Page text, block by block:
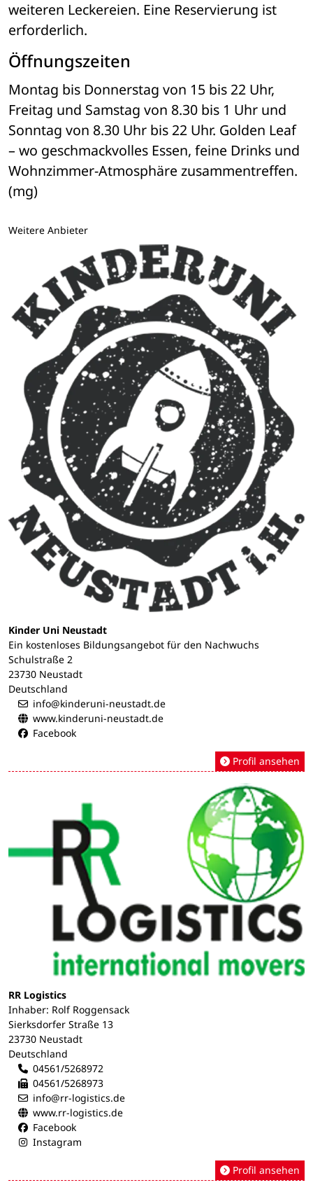
weiteren Leckereien. Eine Reservierung ist
erforderlich.
Öffnungszeiten
Montag bis Donnerstag von 15 bis 22 Uhr,
Freitag und Samstag von 8.30 bis 1 Uhr und
Sonntag von 8.30 Uhr bis 22 Uhr. Golden Leaf
– wo geschmackvolles Essen, feine Drinks und
Wohnzimmer-Atmosphäre zusammentreffen.
(mg)
Weitere Anbieter
Kinder Uni Neustadt
Ein kostenloses Bildungsangebot für den Nachwuchs
Schulstraße 2
23730 Neustadt
Deutschland
info@kinderuni-neustadt.de
www.kinderuni-neustadt.de
Facebook
Profil ansehen
RR Logistics
Inhaber: Rolf Roggensack
Sierksdorfer Straße 13
23730 Neustadt
Deutschland
04561/5268972
04561/5268973
info@rr-logistics.de
www.rr-logistics.de
Facebook
Instagram
Profil ansehen